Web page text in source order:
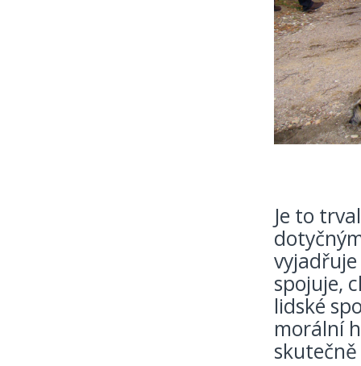
Je to
spojuje,
lidské
morální